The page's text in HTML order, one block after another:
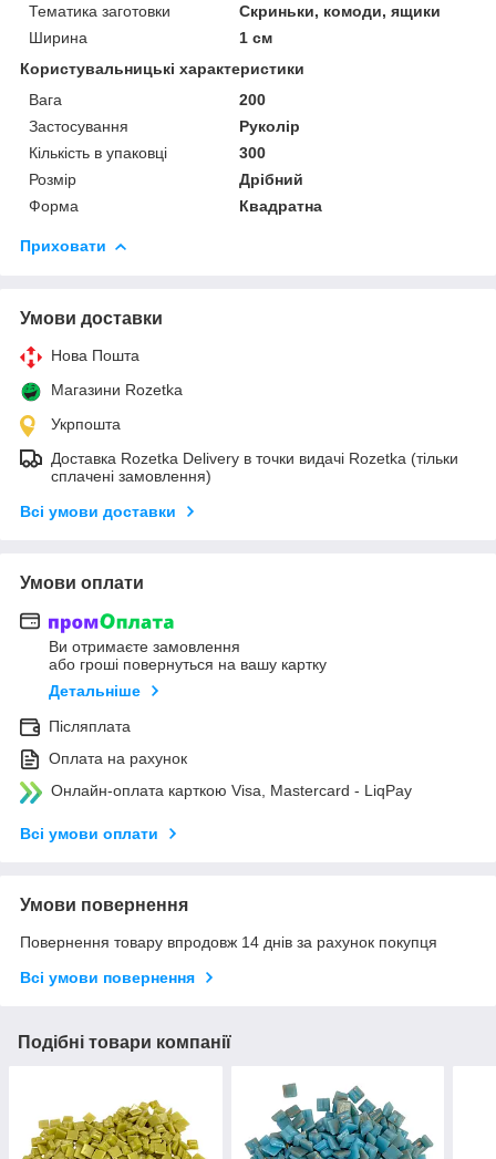
Тематика заготовки
Скриньки, комоди, ящики
Ширина
1 см
Користувальницькі характеристики
Вага
200
Застосування
Руколір
Кількість в упаковці
300
Розмір
Дрібний
Форма
Квадратна
Приховати
Умови доставки
Нова Пошта
Магазини Rozetka
Укрпошта
Доставка Rozetka Delivery в точки видачі Rozetka (тільки
сплачені замовлення)
Всі умови доставки
Умови оплати
Ви отримаєте замовлення
або гроші повернуться на вашу картку
Детальніше
Післяплата
Оплата на рахунок
Онлайн-оплата карткою Visa, Mastercard - LiqPay
Всі умови оплати
Умови повернення
Повернення товару впродовж 14 днів за рахунок покупця
Всі умови повернення
Подібні товари компанії